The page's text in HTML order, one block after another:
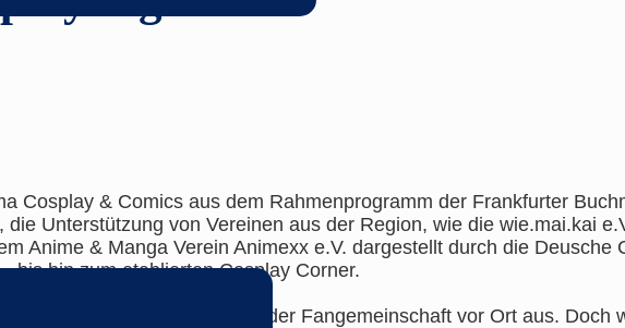
Cosplay & Comics aus dem Rahmenprogramm der Frankfurter
Unterstützung von Vereinen aus der Region, wie die wie.mai.kai
Anime & Manga Verein Animexx e.V. dargestellt durch die Deusche
bis hin zum etablierten Cosplay Corner.
und der Austausch der Fangemeinschaft vor Ort aus. Doch